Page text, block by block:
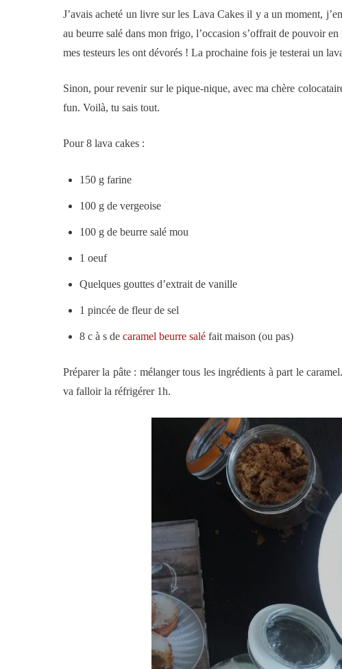
J’avais acheté un livre sur les Lava Cakes il y a un moment,
au beurre salé dans mon frigo, l’occasion s’offrait de pouvoir
mes testeurs les ont dévorés ! La prochaine fois je testerai un
Sinon, pour revenir sur le pique-nique, avec ma chère
fun. Voilà, tu sais tout.
Pour 8 lava cakes :
150 g farine
100 g de vergeoise
100 g de beurre salé mou
1 oeuf
Quelques gouttes d’extrait de vanille
1 pincée de fleur de sel
8 c à s de caramel beurre salé fait maison (ou pas)
Préparer la pâte : mélanger tous les ingrédients à part le
va falloir la réfrigérer 1h.